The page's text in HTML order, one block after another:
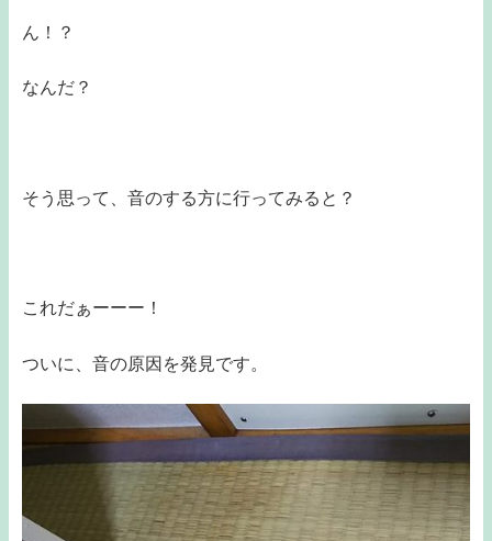
ん！？
なんだ？
そう思って、音のする方に行ってみると？
これだぁーーー！
ついに、音の原因を発見です。